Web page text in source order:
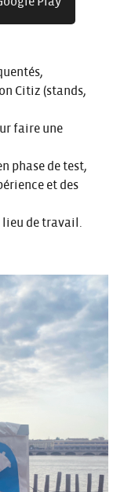
commenter et
Citiz (stands,
faire une
phase de test,
et des
de travail.